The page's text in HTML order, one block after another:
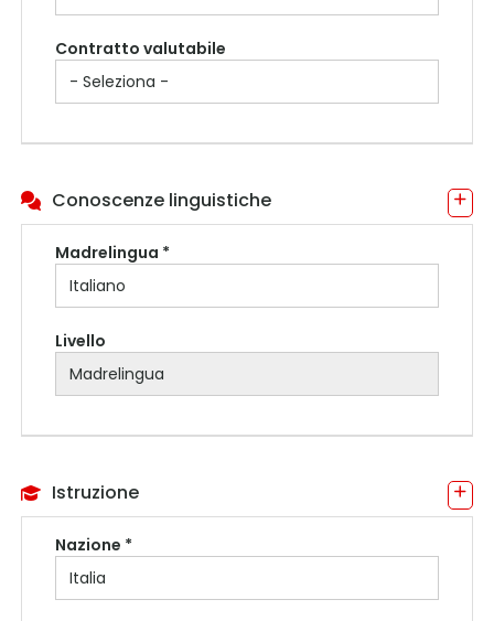
Contratto valutabile
Conoscenze linguistiche
Madrelingua *
Livello
Istruzione
Nazione *